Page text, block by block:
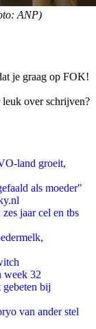
ANP)
je graag op FOK!
over schrijven?
land groeit,
als moeder"
jaar cel en tbs
week 32
bij
van ander stel